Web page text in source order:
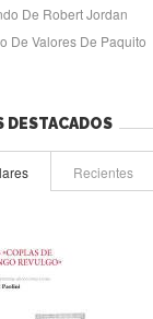
De Robert Jordan
De Valores De Paquito
DESTACADOS
Recientes